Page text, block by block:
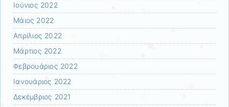
Ιούνιος 2022
Μάιος 2022
Απρίλιος 2022
Μάρτιος 2022
Φεβρουάριος 2022
Ιανουάριος 2022
Δεκέμβριος 2021